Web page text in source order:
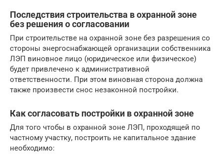
Последствия строительства в охранной зоне
без решения о согласовании
При строительстве на охранной зоне без разрешения со
стороны энергоснабжающей организации собственника
ЛЭП виновное лицо (юридическое или физическое)
будет привлечено к административной
ответственности. При этом виновная сторона должна
также произвести снос незаконной постройки.
Как согласовать постройки в охранной зоне
Для того чтобы в охранной зоне ЛЭП, проходящей по
частному участку, построить не капитальное здание
необходимо: